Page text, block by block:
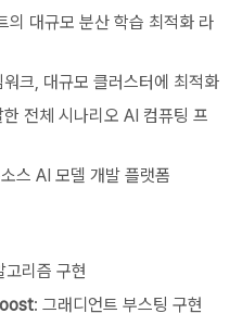
의 대규모 분산 학습 최적화 라
크, 대규모 클러스터에 최적화
전체 시나리오 AI 컴퓨팅 프
스 AI 모델 개발 플랫폼
리즘 구현
: 그래디언트 부스팅 구현